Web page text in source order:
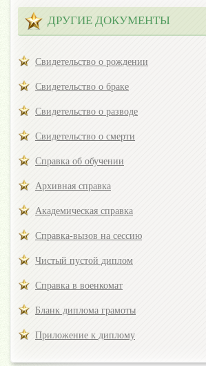
ДРУГИЕ ДОКУМЕНТЫ
Свидетельство о рождении
Свидетельство о браке
Свидетельство о разводе
Свидетельство о смерти
Справка об обучении
Архивная справка
Академическая справка
Справка-вызов на сессию
Чистый пустой диплом
Справка в военкомат
Бланк диплома грамоты
Приложение к диплому